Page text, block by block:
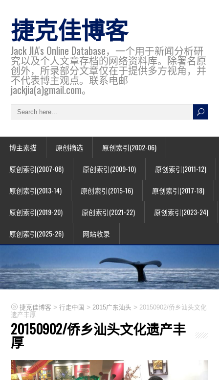
捷克佳博客
Jack JIA's Online Database，一个用于新闻分析研
究以及个人文章存档的网络资料库。除署名原
创外，所录部分文章仅在于提供多方视角，并
不代表博主观点。联系电邮
jackjia(a)gmail.com。
博主素描 原创摘选 原创索引(2002-06)
原创索引(2007-08) 原创索引(2009-10) 原创索引(2011-12)
原创索引(2013-14) 原创索引(2015-16) 原创索引(2017-18)
原创索引(2019-20) 原创索引(2021-22) 原创索引(2023-24)
原创索引(2025-26) 网站收录
捷克佳博客 >行走中国 > 2015广东汕头 > 20150902/侨乡汕头文化
遗产丰厚
20150902/侨乡汕头文化遗产丰
厚